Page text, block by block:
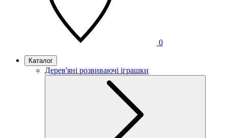
0
Каталог
Дерев'яні розвиваючі іграшки